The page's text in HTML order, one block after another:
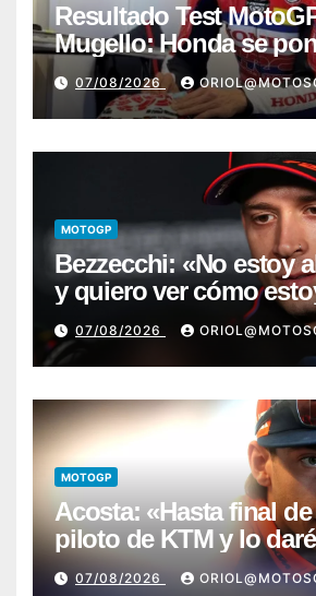
Resultado Test
Mugello: Honda se
07/08/2026
MOTOGP
Bezzecchi: «No estoy
y quiero ver cómo
moto; desde Aragón
guerra»
07/08/2026
MOTOGP
Acosta: «Hasta final
piloto de KTM y lo
conseguir mi primera
07/08/2026